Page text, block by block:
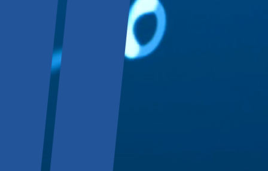
Noticias FREECOM